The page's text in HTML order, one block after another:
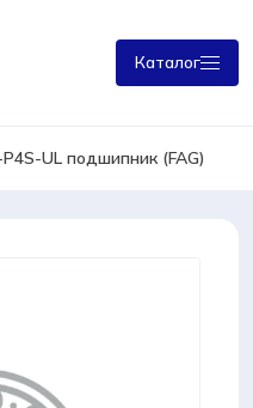
Каталог
UL подшипник (FAG)